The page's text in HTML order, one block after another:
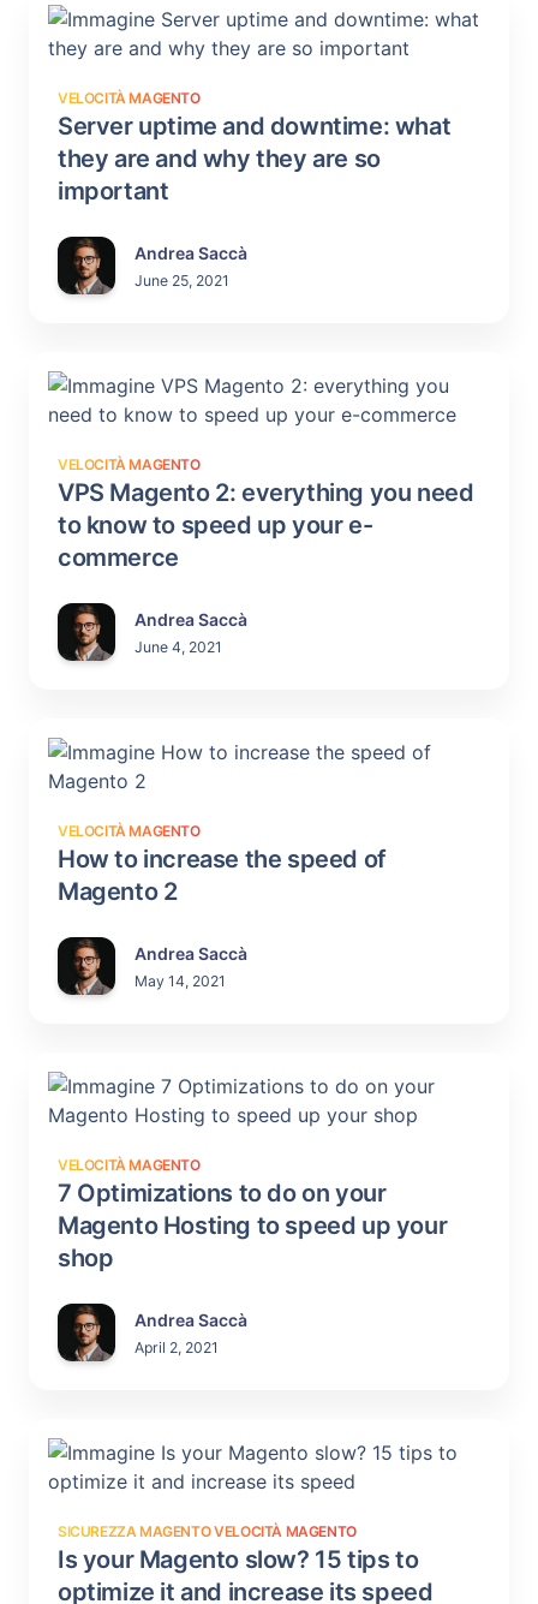
VELOCITÀ MAGENTO
Server uptime and downtime: what
they are and why they are so
important
Andrea Saccà
June 25, 2021
VELOCITÀ MAGENTO
VPS Magento 2: everything you need
to know to speed up your e-
commerce
Andrea Saccà
June 4, 2021
VELOCITÀ MAGENTO
How to increase the speed of
Magento 2
Andrea Saccà
May 14, 2021
VELOCITÀ MAGENTO
7 Optimizations to do on your
Magento Hosting to speed up your
shop
Andrea Saccà
April 2, 2021
SICUREZZA MAGENTO VELOCITÀ MAGENTO
Is your Magento slow? 15 tips to
optimize it and increase its speed